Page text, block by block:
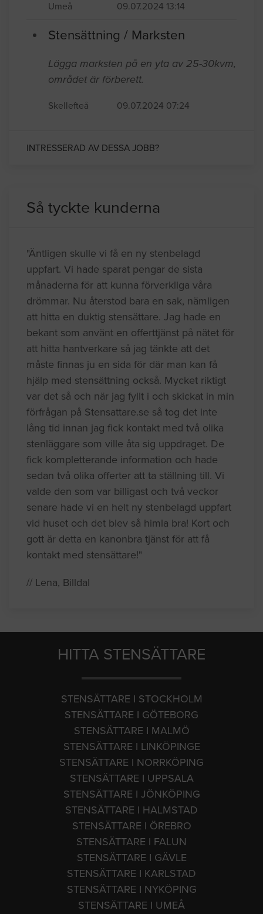
Umeå 09.07.2024 13:14
Stensättning / Marksten
Lägga marksten på en yta av 25-30kvm,
området är förberett.
Skellefteå 09.07.2024 07:24
INTRESSERAD AV DESSA JOBB?
Så tyckte kunderna
"Äntligen skulle vi få en ny stenbelagd
uppfart. Vi hade sparat pengar de sista
månaderna för att kunna förverkliga våra
drömmar. Nu återstod bara en sak, nämligen
att hitta en duktig stensättare. Jag hade en
bekant som använt en offerttjänst på nätet för
att hitta hantverkare så jag tänkte att det
måste finnas ju en sida för där man kan få
hjälp med stensättning också. Mycket riktigt
var det så och när jag fyllt i och skickat in min
förfrågan på Stensattare.se så tog det inte
lång tid innan jag fick kontakt med två olika
stenläggare som ville åta sig uppdraget. De
fick kompletterande information och hade
sedan två olika offerter att ta ställning till. Vi
valde den som var billigast och två veckor
senare hade vi en helt ny stenbelagd uppfart
vid huset och det blev så himla bra! Kort och
gott är detta en kanonbra tjänst för att få
kontakt med stensättare!"
// Lena, Billdal
HITTA STENSÄTTARE
STENSÄTTARE I STOCKHOLM
STENSÄTTARE I GÖTEBORG
STENSÄTTARE I MALMÖ
STENSÄTTARE I LINKÖPINGE
STENSÄTTARE I NORRKÖPING
STENSÄTTARE I UPPSALA
STENSÄTTARE I JÖNKÖPING
STENSÄTTARE I HALMSTAD
STENSÄTTARE I ÖREBRO
STENSÄTTARE I FALUN
STENSÄTTARE I GÄVLE
STENSÄTTARE I KARLSTAD
STENSÄTTARE I NYKÖPING
STENSÄTTARE I UMEÅ